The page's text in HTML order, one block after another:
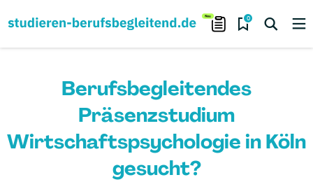
0
Berufsbegleitendes
Präsenzstudium
Wirtschaftspsychologie in Köln
gesucht?